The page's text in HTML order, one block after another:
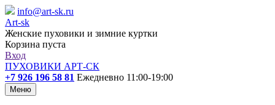
info@art-sk.ru
Art-sk
Женские пуховики и зимние куртки
Корзина пуста
Вход
ПУХОВИКИ АРТ-СК
+7 926 196 58 81 Ежедневно 11:00-19:00
Меню